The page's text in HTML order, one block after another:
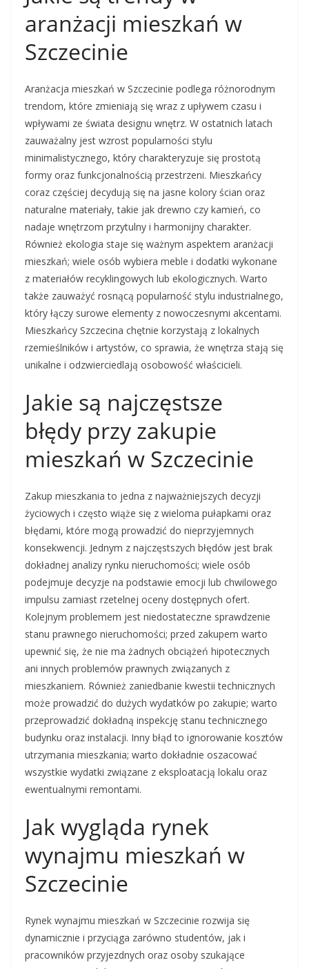
aranżacji mieszkań w
Szczecinie
Aranżacja mieszkań w Szczecinie podlega różnorodnym
trendom, które zmieniają się wraz z upływem czasu i
wpływami ze świata designu wnętrz. W ostatnich latach
zauważalny jest wzrost popularności stylu
minimalistycznego, który charakteryzuje się prostotą
formy oraz funkcjonalnością przestrzeni. Mieszkańcy
coraz częściej decydują się na jasne kolory ścian oraz
naturalne materiały, takie jak drewno czy kamień, co
nadaje wnętrzom przytulny i harmonijny charakter.
Również ekologia staje się ważnym aspektem aranżacji
mieszkań; wiele osób wybiera meble i dodatki wykonane
z materiałów recyklingowych lub ekologicznych. Warto
także zauważyć rosnącą popularność stylu industrialnego,
który łączy surowe elementy z nowoczesnymi akcentami.
Mieszkańcy Szczecina chętnie korzystają z lokalnych
rzemieślników i artystów, co sprawia, że wnętrza stają się
unikalne i odzwierciedlają osobowość właścicieli.
Jakie są najczęstsze
błędy przy zakupie
mieszkań w Szczecinie
Zakup mieszkania to jedna z najważniejszych decyzji
życiowych i często wiąże się z wieloma pułapkami oraz
błędami, które mogą prowadzić do nieprzyjemnych
konsekwencji. Jednym z najczęstszych błędów jest brak
dokładnej analizy rynku nieruchomości; wiele osób
podejmuje decyzje na podstawie emocji lub chwilowego
impulsu zamiast rzetelnej oceny dostępnych ofert.
Kolejnym problemem jest niedostateczne sprawdzenie
stanu prawnego nieruchomości; przed zakupem warto
upewnić się, że nie ma żadnych obciążeń hipotecznych
ani innych problemów prawnych związanych z
mieszkaniem. Również zaniedbanie kwestii technicznych
może prowadzić do dużych wydatków po zakupie; warto
przeprowadzić dokładną inspekcję stanu technicznego
budynku oraz instalacji. Inny błąd to ignorowanie kosztów
utrzymania mieszkania; warto dokładnie oszacować
wszystkie wydatki związane z eksploatacją lokalu oraz
ewentualnymi remontami.
Jak wygląda rynek
wynajmu mieszkań w
Szczecinie
Rynek wynajmu mieszkań w Szczecinie rozwija się
dynamicznie i przyciąga zarówno studentów, jak i
pracowników przyjezdnych oraz osoby szukające